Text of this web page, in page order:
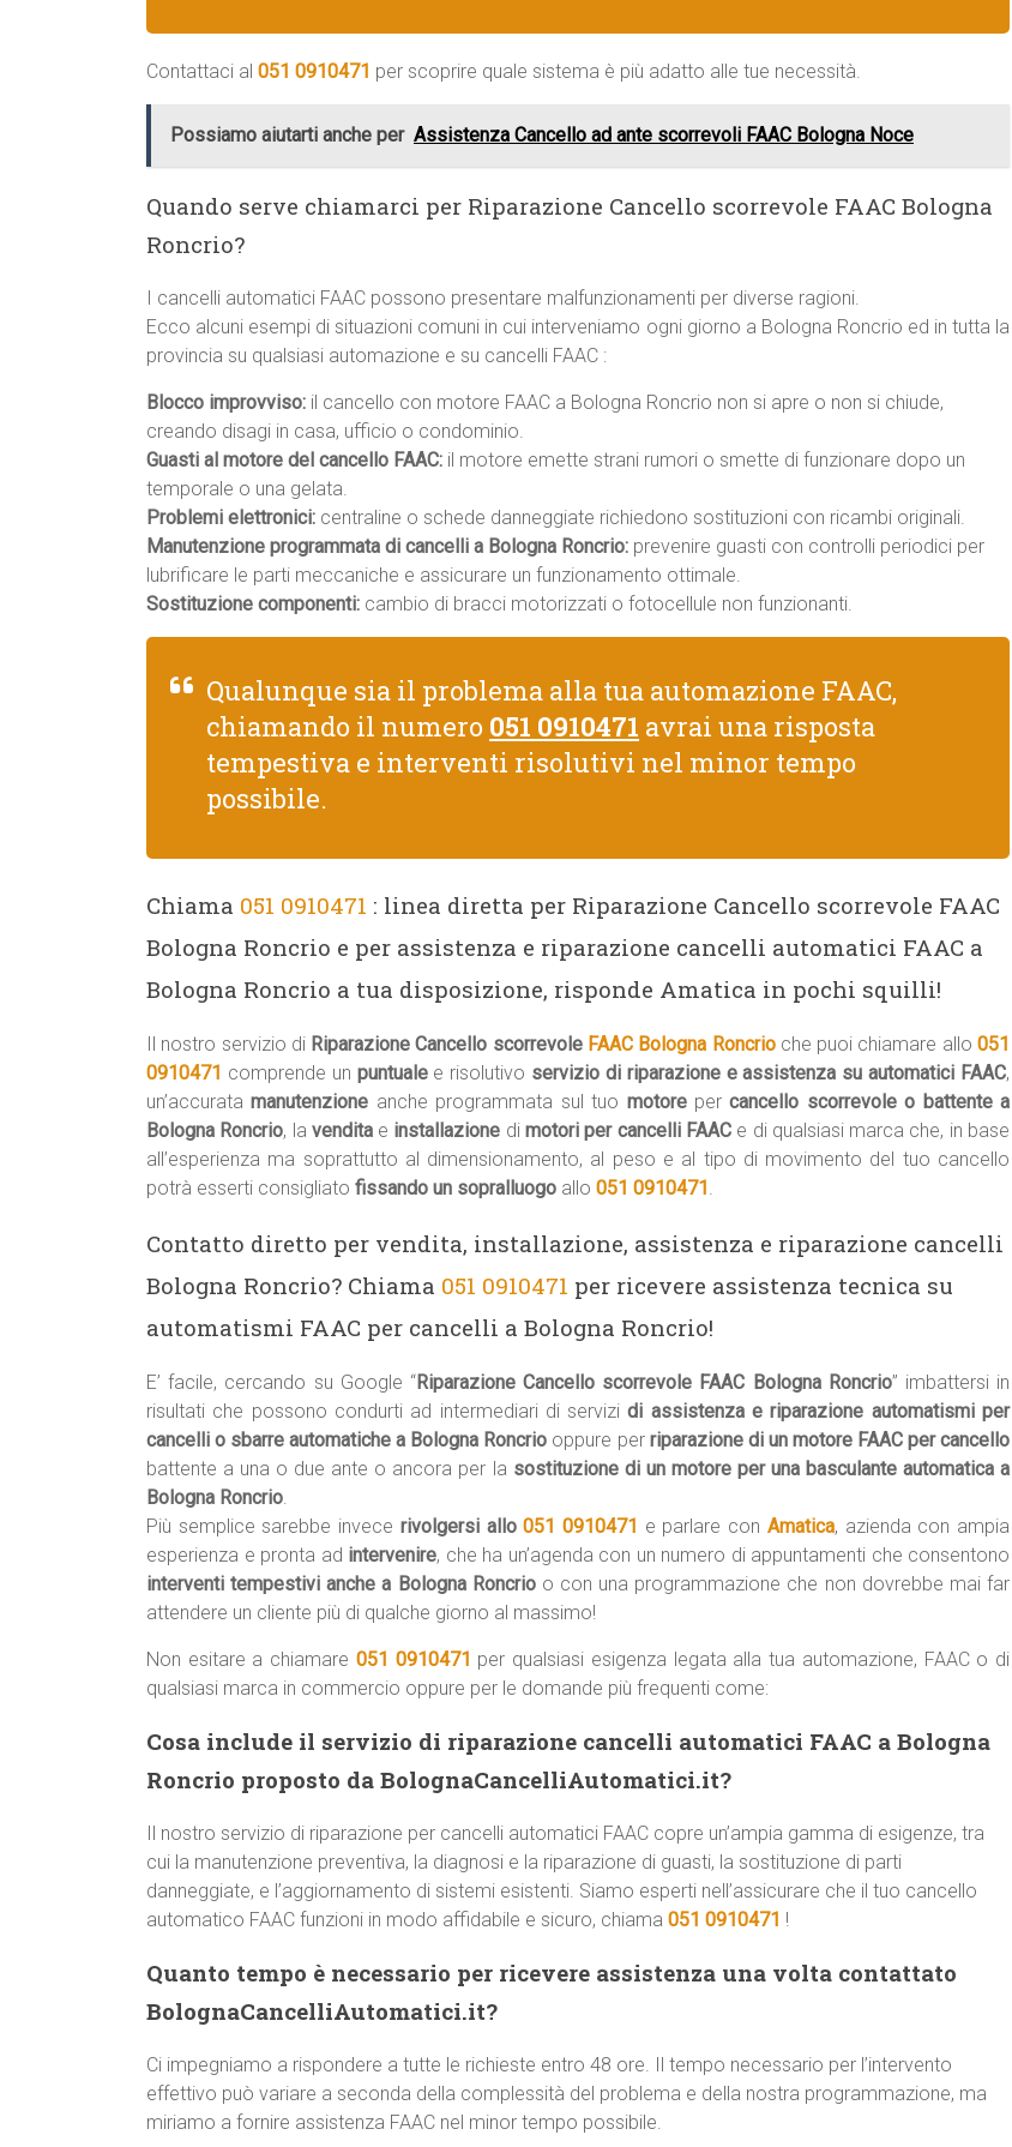
Contattaci al 051 0910471 per scoprire quale sistema è più adatto alle tue necessità.
Possiamo aiutarti anche per Assistenza Cancello ad ante scorrevoli FAAC Bologna Noce
Quando serve chiamarci per Riparazione Cancello scorrevole FAAC Bologna
Roncrio?
I cancelli automatici FAAC possono presentare malfunzionamenti per diverse ragioni.
Ecco alcuni esempi di situazioni comuni in cui interveniamo ogni giorno a Bologna Roncrio ed in tutta la
provincia su qualsiasi automazione e su cancelli FAAC :
Blocco improvviso: il cancello con motore FAAC a Bologna Roncrio non si apre o non si chiude,
creando disagi in casa, ufficio o condominio.
Guasti al motore del cancello FAAC: il motore emette strani rumori o smette di funzionare dopo un
temporale o una gelata.
Problemi elettronici: centraline o schede danneggiate richiedono sostituzioni con ricambi originali.
Manutenzione programmata di cancelli a Bologna Roncrio: prevenire guasti con controlli periodici per
lubrificare le parti meccaniche e assicurare un funzionamento ottimale.
Sostituzione componenti: cambio di bracci motorizzati o fotocellule non funzionanti.
Qualunque sia il problema alla tua automazione FAAC,
chiamando il numero 051 0910471 avrai una risposta
tempestiva e interventi risolutivi nel minor tempo
possibile.
Chiama 051 0910471 : linea diretta per Riparazione Cancello scorrevole FAAC
Bologna Roncrio e per assistenza e riparazione cancelli automatici FAAC a
Bologna Roncrio a tua disposizione, risponde Amatica in pochi squilli!
Il nostro servizio di Riparazione Cancello scorrevole FAAC Bologna Roncrio che puoi chiamare allo051
0910471 comprende un puntualee risolutivo servizio di riparazione e assistenza su automatici FAAC,
un’accuratamanutenzione anche programmata sul tuo motorepercancello scorrevole o battente a
Bologna Roncrio, la venditae installazione dimotori per cancelli FAACe di qualsiasi marca che, in base
all’esperienza ma soprattutto al dimensionamento, al peso e al tipo di movimento del tuo cancello
potrà esserti consigliato fissando un sopralluogo allo 051 0910471.
Contatto diretto per vendita, installazione, assistenza e riparazione cancelli
Bologna Roncrio? Chiama 051 0910471 per ricevere assistenza tecnica su
automatismi FAAC per cancelli a Bologna Roncrio!
E’ facile, cercando su Google “Riparazione Cancello scorrevole FAAC Bologna Roncrio” imbattersi in
risultati che possono condurti ad intermediari di servizidi assistenza e riparazione automatismi per
cancelli o sbarre automatiche a Bologna Roncrio oppure per riparazione di un motore FAAC per cancello
battente a una o due ante o ancora per la sostituzione di un motore per una basculante automatica a
Bologna Roncrio.
Più semplice sarebbe invece rivolgersi allo051 0910471 e parlare con Amatica, azienda con ampia
esperienza e pronta ad intervenire, che ha un’agenda con un numero di appuntamenti che consentono
interventi tempestivi anche a Bologna Roncrio o con una programmazione che non dovrebbe mai far
attendere un cliente più di qualche giorno al massimo!
Non esitare a chiamare 051 0910471 per qualsiasi esigenza legata alla tua automazione, FAAC o di
qualsiasi marca in commercio oppure per le domande più frequenti come:
Cosa include il servizio di riparazione cancelli automatici FAAC a Bologna
Roncrio proposto da BolognaCancelliAutomatici.it?
Il nostro servizio di riparazione per cancelli automatici FAAC copre un’ampia gamma di esigenze, tra
cui la manutenzione preventiva, la diagnosi e la riparazione di guasti, la sostituzione di parti
danneggiate, e l’aggiornamento di sistemi esistenti. Siamo esperti nell’assicurare che il tuo cancello
automatico FAAC funzioni in modo affidabile e sicuro, chiama 051 0910471 !
Quanto tempo è necessario per ricevere assistenza una volta contattato
BolognaCancelliAutomatici.it?
Ci impegniamo a rispondere a tutte le richieste entro 48 ore. Il tempo necessario per l’intervento
effettivo può variare a seconda della complessità del problema e della nostra programmazione, ma
miriamo a fornire assistenza FAAC nel minor tempo possibile.